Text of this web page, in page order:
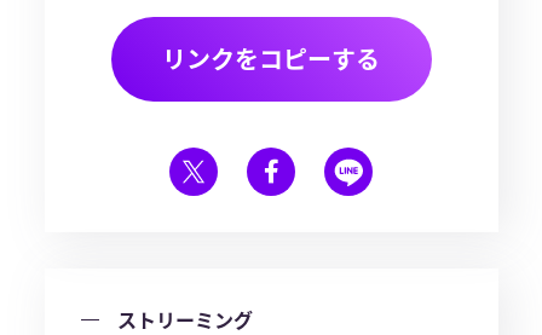
リンクをコピーする
ストリーミング